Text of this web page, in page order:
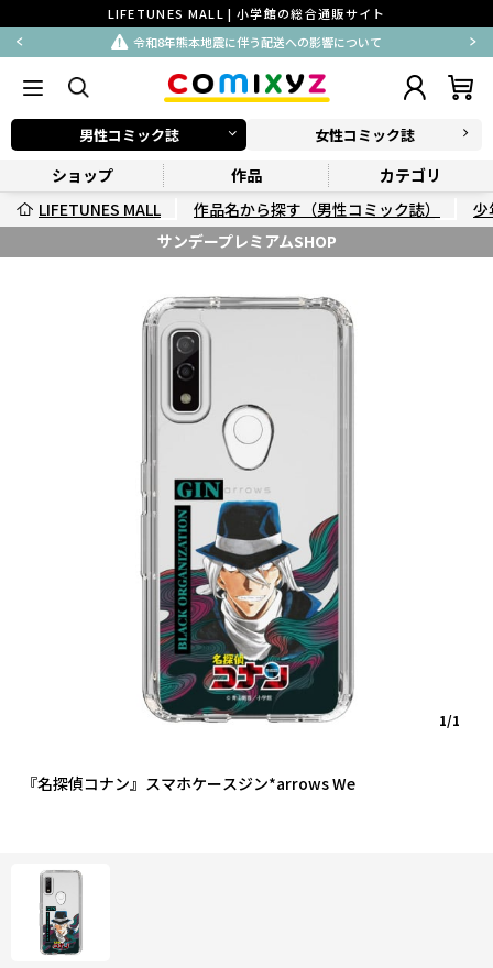
LIFETUNES MALL | 小学館の総合通販サイト
令和8年熊本地震に伴う配送への影響について
男性コミック誌 女性コミック誌
ショップ 作品
カテゴリ
LIFETUNES MALL
作品名から探す（男性コミック誌）
少
サンデープレミアムSHOP
『名探偵コナン』スマホケースジン*arrows We
1/1